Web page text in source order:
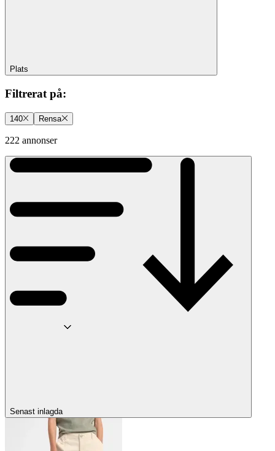
Plats
Filtrerat på:
140 Rensa
222 annonser
Senast inlagda